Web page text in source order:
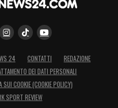
24 CONTATTI
REDAZIONE
DEI DATI PERSONALI
SUI COOKIE (COOKIE POLICY)
SPORT REVIEW